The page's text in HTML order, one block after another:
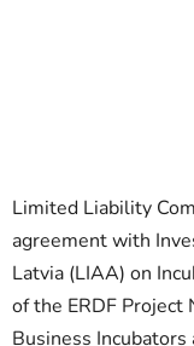
Limited Liability
agreement with
Latvia (LIAA) on
of the ERDF
Business